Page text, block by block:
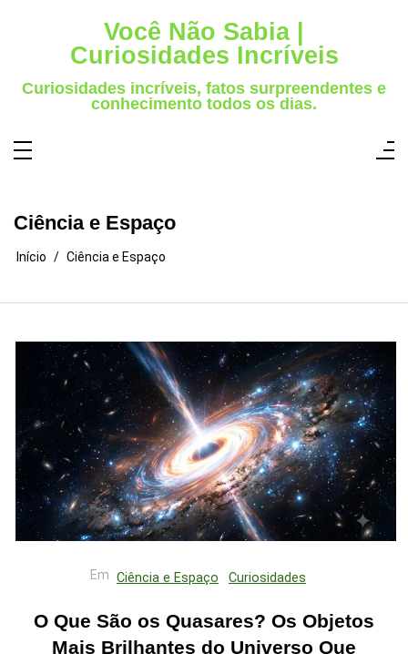
Você Não Sabia |
Curiosidades Incríveis
Curiosidades incríveis, fatos surpreendentes e
conhecimento todos os dias.
Ciência e Espaço
Início Ciência e Espaço
Em Ciência e Espaço Curiosidades
O Que São os Quasares? Os Objetos
Mais Brilhantes do Universo Que